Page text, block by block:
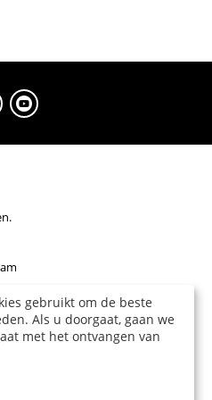
gebruikt om de beste
Als u doorgaat, gaan we
met het ontvangen van